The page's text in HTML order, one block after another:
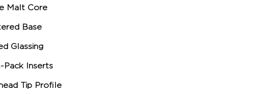
Malt Core
Base
Glassing
Pack Inserts
Tip Profile